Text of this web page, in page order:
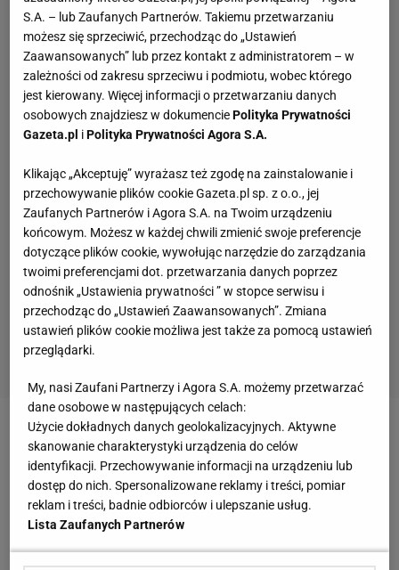
Zobacz wideo Kosecki: Nie było słabego punktu w
meczu ze Szwecją!
Dlatego Osman Bukari nie gra w Widzewie Łódź
Można było się zastanawiać, że może piłkarza
S.A. – lub Zaufanych Partnerów. Takiemu przetwarzaniu
możesz się sprzeciwić, przechodząc do „Ustawień
Zaawansowanych” lub przez kontakt z administratorem – w
zależności od zakresu sprzeciwu i podmiotu, wobec którego
jest kierowany. Więcej informacji o przetwarzaniu danych
osobowych znajdziesz w dokumenciePolityka Prywatności
Gazeta.pl iPolityka Prywatności Agora S.A.
Klikając „Akceptuję” wyrażasz też zgodę na zainstalowanie i
przechowywanie plików cookie Gazeta.pl sp. z o.o., jej
Zaufanych Partnerów i Agora S.A. na Twoim urządzeniu
końcowym. Możesz w każdej chwili zmienić swoje preferencje
dotyczące plików cookie, wywołując narzędzie do zarządzania
twoimi preferencjami dot. przetwarzania danych poprzez
odnośnik „Ustawienia prywatności ” w stopce serwisu i
przechodząc do „Ustawień Zaawansowanych”. Zmiana
ustawień plików cookie możliwa jest także za pomocą ustawień
przeglądarki.
My, nasi Zaufani Partnerzy i Agora S.A. możemy przetwarzać
dane osobowe w następujących celach:
Użycie dokładnych danych geolokalizacyjnych. Aktywne
skanowanie charakterystyki urządzenia do celów
identyfikacji. Przechowywanie informacji na urządzeniu lub
dostęp do nich. Spersonalizowane reklamy i treści, pomiar
reklam i treści, badnie odbiorców i ulepszanie usług.
Lista Zaufanych Partnerów